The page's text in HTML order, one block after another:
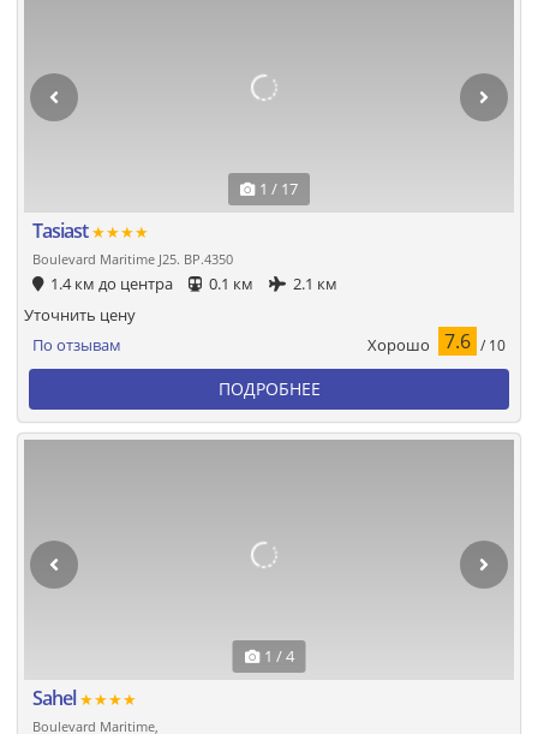
1 / 17
Tasiast★★★★
Boulevard Maritime J25. BP.4350
1.4 км до центра 0.1 км 2.1 км
По отзывам Хорошо 7.6 / 10
Уточнить цену
ПОДРОБНЕЕ
1 / 4
Sahel★★★★
Boulevard Maritime,